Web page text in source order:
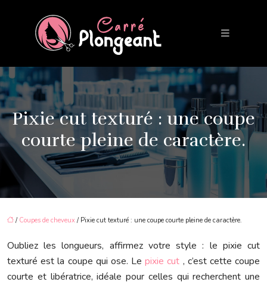
Pixie cut texturé : une coupe
courte pleine de caractère.
/ Coupes de cheveux / Pixie cut texturé : une coupe courte pleine de caractère.
Oubliez les longueurs, affirmez votre style : le pixie cut
texturé est la coupe qui ose. Lepixie cut , c’est cette coupe
courte et libératrice, idéale pour celles qui recherchent une